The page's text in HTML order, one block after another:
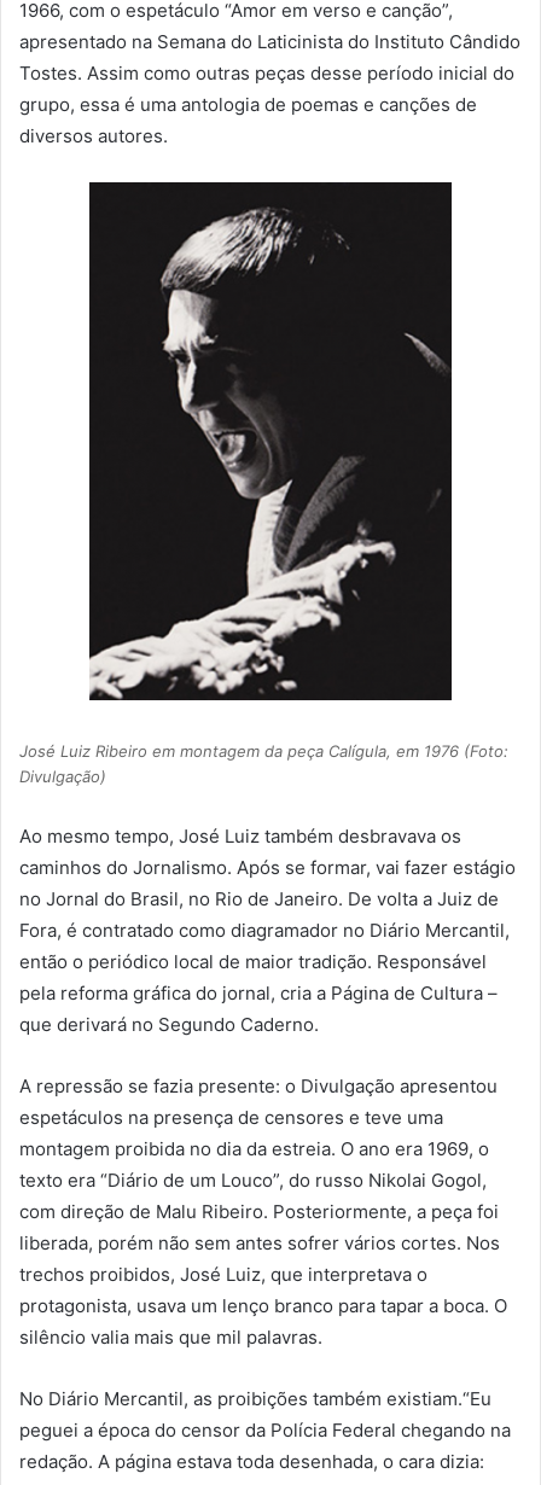
1966, com o espetáculo “Amor em verso e canção”,
apresentado na Semana do Laticinista do Instituto Cândido
Tostes. Assim como outras peças desse período inicial do
grupo, essa é uma antologia de poemas e canções de
diversos autores.
José Luiz Ribeiro em montagem da peça Calígula, em 1976 (Foto:
Divulgação)
Ao mesmo tempo, José Luiz também desbravava os
caminhos do Jornalismo. Após se formar, vai fazer estágio
no Jornal do Brasil, no Rio de Janeiro. De volta a Juiz de
Fora, é contratado como diagramador no Diário Mercantil,
então o periódico local de maior tradição. Responsável
pela reforma gráfica do jornal, cria a Página de Cultura –
que derivará no Segundo Caderno.
A repressão se fazia presente: o Divulgação apresentou
espetáculos na presença de censores e teve uma
montagem proibida no dia da estreia. O ano era 1969, o
texto era “Diário de um Louco”, do russo Nikolai Gogol,
com direção de Malu Ribeiro. Posteriormente, a peça foi
liberada, porém não sem antes sofrer vários cortes. Nos
trechos proibidos, José Luiz, que interpretava o
protagonista, usava um lenço branco para tapar a boca. O
silêncio valia mais que mil palavras.
No Diário Mercantil, as proibições também existiam.“Eu
peguei a época do censor da Polícia Federal chegando na
redação. A página estava toda desenhada, o cara dizia: